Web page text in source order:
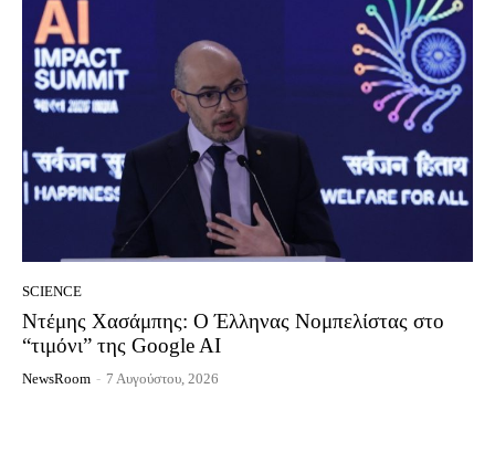
SCIENCE
Ντέμης Χασάμπης: Ο Έλληνας Νομπελίστας στο
“τιμόνι” της Google AI
NewsRoom - 7 Αυγούστου, 2026